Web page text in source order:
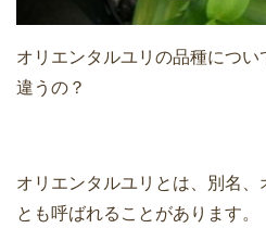
オリエンタルユリの品種につ
違うの？
オリエンタルユリとは、別名
とも呼ばれることがあります。